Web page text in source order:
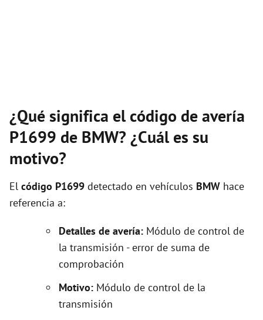
¿Qué significa el código de avería
P1699 de BMW? ¿Cuál es su
motivo?
El código P1699 detectado en vehículos BMW hace
referencia a:
Detalles de avería: Módulo de control de
la transmisión - error de suma de
comprobación
Motivo: Módulo de control de la
transmisión